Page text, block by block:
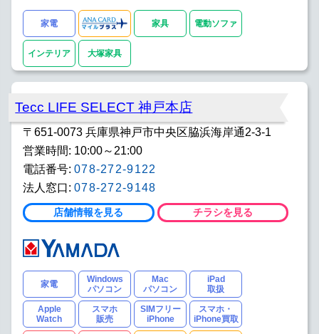
家電 家具 電動ソファ
インテリア 大塚家具
Tecc LIFE SELECT 神戸本店
〒651-0073 兵庫県神戸市中央区脇浜海岸通2-3-1
営業時間: 10:00～21:00
電話番号: 078-272-9122
法人窓口: 078-272-9148
店舗情報を見る チラシを見る
家電
Windows
パソコン
Mac
パソコン
iPad
取扱
Apple
Watch
スマホ
販売
SIMフリー
iPhone
スマホ・
iPhone買取